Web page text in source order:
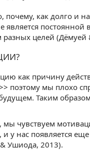
почему, как долго и
является
целей (Дёмуей
как причину
поэтому мы плохо
Таким
чувствуем
у нас появляется
Ушиода, 2013).